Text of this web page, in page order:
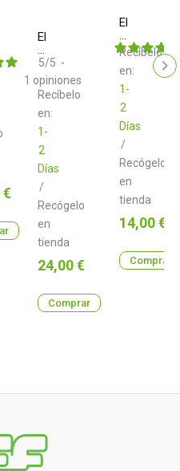
€
Elektron
CA-
9-
TW
Twin
Balanced
Jack
Cable
92
cm
Recíbelo
en:
1-
2
Días
/
Recógelo
en
tienda
5/5 -
1 opiniones
Precio
24,00 €
Comprar
Elektron
CA-
4-
5PN
MIDI
Cable
42
cm
Recíbelo
en:
1-
2
Días
/
Recógelo
en
tienda
Precio
14,00 €
Comprar